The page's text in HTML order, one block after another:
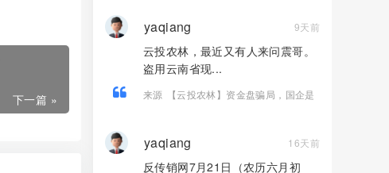
下一篇 »
yaqiang 9天前
云投农林，最近又有人来问震哥。
盗用云南省现...
来源
【云投农林】资金盘骗局，国企是
yaqiang 16天前
反传销网7月21日（农历六月初